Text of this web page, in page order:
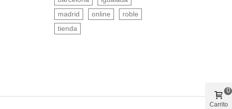
madrid
online
roble
tienda
Carrito
0